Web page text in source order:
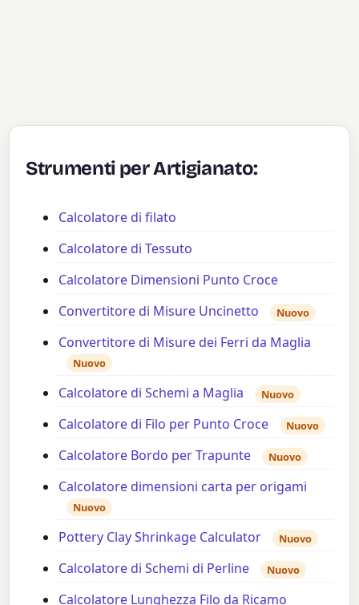
Strumenti per Artigianato:
Calcolatore di filato
Calcolatore di Tessuto
Calcolatore Dimensioni Punto Croce
Convertitore di Misure Uncinetto
Nuovo
Convertitore di Misure dei Ferri da Maglia
Nuovo
Calcolatore di Schemi a Maglia Nuovo
Calcolatore di Filo per Punto Croce Nuovo
Calcolatore Bordo per Trapunte Nuovo
Calcolatore dimensioni carta per origami
Nuovo
Pottery Clay Shrinkage Calculator Nuovo
Calcolatore di Schemi di Perline Nuovo
Calcolatore Lunghezza Filo da Ricamo